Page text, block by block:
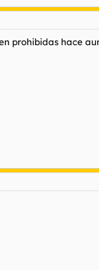
prohibidas hace